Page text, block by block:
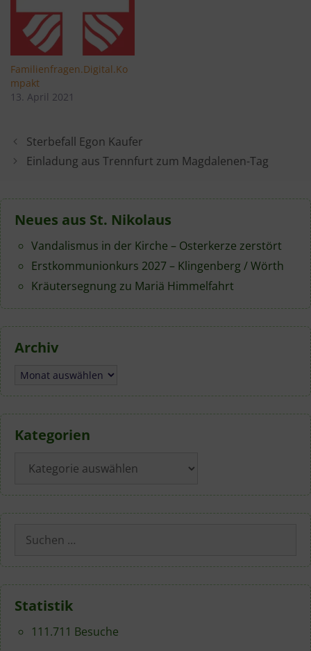
Familienfragen.Digital.Ko
mpakt
13. April 2021
Sterbefall Egon Kaufer
Einladung aus Trennfurt zum Magdalenen-Tag
Neues aus St. Nikolaus
Vandalismus in der Kirche – Osterkerze zerstört
Erstkommunionkurs 2027 – Klingenberg / Wörth
Kräutersegnung zu Mariä Himmelfahrt
Archiv
Archiv
Kategorien
Suchen
nach:
Statistik
111.711 Besuche